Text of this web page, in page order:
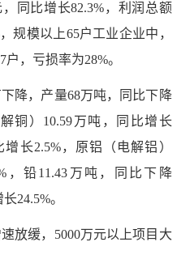
同比增长82.3%，利润总额
规模以上65户工业企业中，
，亏损率为28%。
，产量68万吨，同比下降
铜）10.59万吨，同比增长
长2.5%，原铝（电解铝）
，铅11.43万吨，同比下降
24.5%。
缓，5000万元以上项目大